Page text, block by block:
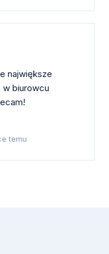
największe
w biurowcu
temu